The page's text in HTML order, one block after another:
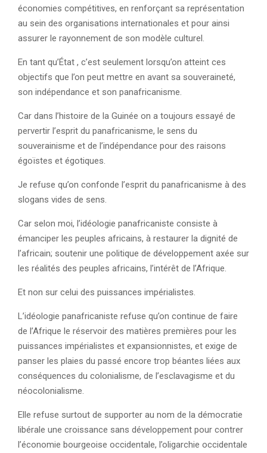
économies compétitives, en renforçant sa représentation
au sein des organisations internationales et pour ainsi
assurer le rayonnement de son modèle culturel.
En tant qu’État , c’est seulement lorsqu’on atteint ces
objectifs que l’on peut mettre en avant sa souveraineté,
son indépendance et son panafricanisme.
Car dans l’histoire de la Guinée on a toujours essayé de
pervertir l’esprit du panafricanisme, le sens du
souverainisme et de l’indépendance pour des raisons
égoïstes et égotiques.
Je refuse qu’on confonde l’esprit du panafricanisme à des
slogans vides de sens.
Car selon moi, l’idéologie panafricaniste consiste à
émanciper les peuples africains, à restaurer la dignité de
l’africain; soutenir une politique de développement axée sur
les réalités des peuples africains, l’intérêt de l’Afrique.
Et non sur celui des puissances impérialistes.
L’idéologie panafricaniste refuse qu’on continue de faire
de l’Afrique le réservoir des matières premières pour les
puissances impérialistes et expansionnistes, et exige de
panser les plaies du passé encore trop béantes liées aux
conséquences du colonialisme, de l’esclavagisme et du
néocolonialisme.
Elle refuse surtout de supporter au nom de la démocratie
libérale une croissance sans développement pour contrer
l’économie bourgeoise occidentale, l’oligarchie occidentale